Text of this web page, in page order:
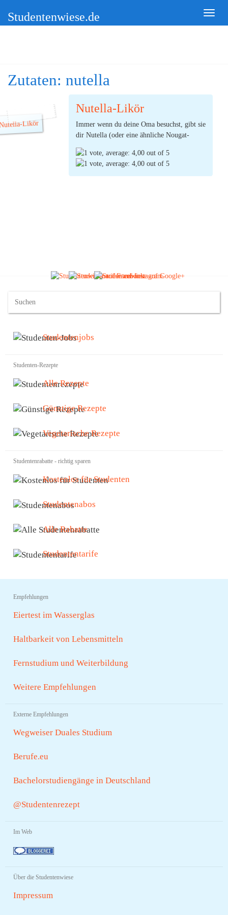
Studentenwiese.de
Zutaten: nutella
Nutella-Likör
Immer wenn du deine Oma besuchst, gibt sie
dir Nutella (oder eine ähnliche Nougat-
schon im Kühlschrank deiner
Studentenbude? Dann solltest du dieses
Rezept für einen leckeren Nutella-Likör –
Studentenjobs
Studenten-Rezepte
Alle Rezepte
Günstige Rezepte
Vegetarische Rezepte
Studentenrabatte - richtig sparen
Kostenlos für Studenten
Studentenabos
Alle Rabatte
Studententarife
Empfehlungen
Eiertest im Wasserglas
Haltbarkeit von Lebensmitteln
Fernstudium und Weiterbildung
Weitere Empfehlungen
Externe Empfehlungen
Wegweiser Duales Studium
Berufe.eu
Bachelorstudiengänge in Deutschland
@Studentenrezept
Im Web
Über die Studentenwiese
Impressum